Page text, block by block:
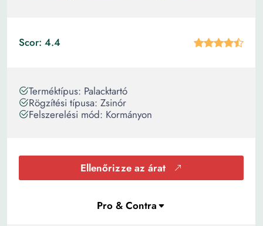
Scor: 4.4
Terméktípus: Palacktartó
Rögzítési típusa: Zsinór
Felszerelési mód: Kormányon
Ellenőrizze az árat